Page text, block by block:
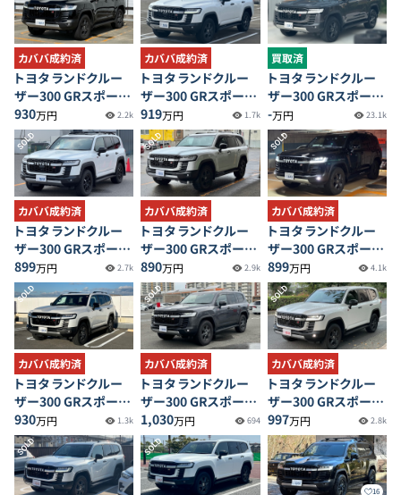
カババ成約済
トヨタ ランドクルー
ザー300 GRスポーツ
ディーゼルターボ
930万円 2.2k
カババ成約済
トヨタ ランドクルー
ザー300 GRスポーツ
ディーゼルターボ
919万円 1.7k
買取済
トヨタ ランドクルー
ザー300 GRスポーツ
ディーゼルターボ
-万円 23.1k
SOLD
カババ成約済
トヨタ ランドクルー
ザー300 GRスポーツ
ディーゼルターボ
899万円 2.7k
SOLD
カババ成約済
トヨタ ランドクルー
ザー300 GRスポーツ
ディーゼルターボ
890万円 2.9k
SOLD
カババ成約済
トヨタ ランドクルー
ザー300 GRスポーツ
ディーゼルターボ
899万円 4.1k
SOLD
カババ成約済
トヨタ ランドクルー
ザー300 GRスポーツ
ディーゼルターボ
930万円 1.3k
SOLD
カババ成約済
トヨタ ランドクルー
ザー300 GRスポーツ
ディーゼルターボ
1,030万円 694
SOLD
カババ成約済
トヨタ ランドクルー
ザー300 GRスポーツ
ディーゼルターボ
997万円 2.8k
SOLD SOLD
16